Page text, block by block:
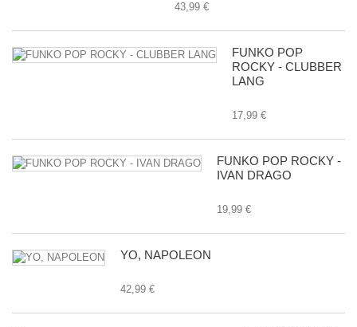
43,99 €
FUNKO POP
ROCKY - CLUBBER
LANG
17,99 €
FUNKO POP ROCKY -
IVAN DRAGO
19,99 €
YO, NAPOLEON
42,99 €